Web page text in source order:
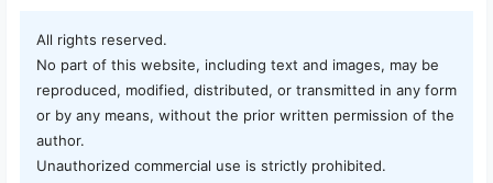
All rights reserved.
No part of this website, including text and images, may be
reproduced, modified, distributed, or transmitted in any form
or by any means, without the prior written permission of the
author.
Unauthorized commercial use is strictly prohibited.